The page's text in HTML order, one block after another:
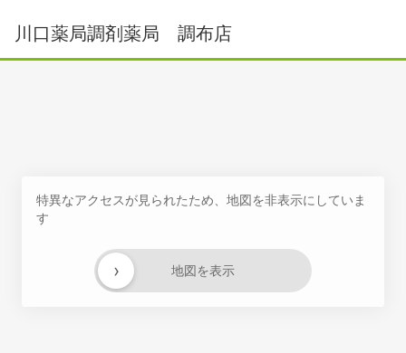
川口薬局調剤薬局 調布店
特異なアクセスが見られたため、地図を非表示にしていま
す
地図を表示
›